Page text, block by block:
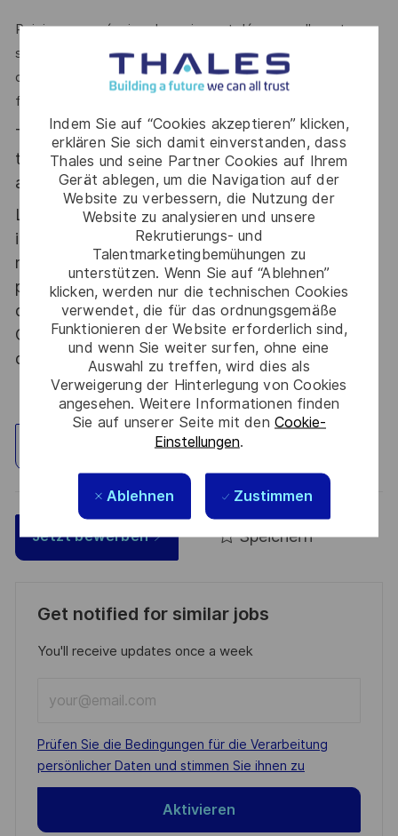
Indem Sie auf “Cookies akzeptieren” klicken,
erklären Sie sich damit einverstanden, dass
Thales und seine Partner Cookies auf Ihrem
Gerät ablegen, um die Navigation auf der
Website zu verbessern, die Nutzung der
Website zu analysieren und unsere
Rekrutierungs- und
Talentmarketingbemühungen zu
unterstützen. Wenn Sie auf “Ablehnen”
klicken, werden nur die technischen Cookies
verwendet, die für das ordnungsgemäße
Funktionieren der Website erforderlich sind,
und wenn Sie weiter surfen, ohne eine
Auswahl zu treffen, wird dies als
Verweigerung der Hinterlegung von Cookies
angesehen. Weitere Informationen finden
Sie auf unserer Seite mit den Cookie-
Einstellungen.
Ablehnen Zustimmen
Rejoignez une équipe dynamique et découvrez l'aventure
stimulante de transformer chaque appel d'offre en une
opportunité gagnante, où votre rigueur et votre créativité
feront la différence !
Thales, entreprise Handi-Engagée, reconnait
tous les talents. La diversité est notre meilleur
atout. Postulez et rejoignez nous !
Le poste pouvant nécessiter d'accéder à des
informations relevant du secret de la défense
nationale, la personne retenue fera l'objet d'une
procédure d’habilitation, conformément aux
dispositions des articles R.2311-1 et suivants du
Code de la défense et de l’IGI 1300 SGDSN/PSE
du 09 août 2021.
Standort erkunden
Jetzt bewerben Speichern
Get notified for similar jobs
You'll receive updates once a week
Email
address
(Required)
Required
Prüfen Sie die Bedingungen für die Verarbeitung
persönlicher Daten und stimmen Sie ihnen zu
Aktivieren